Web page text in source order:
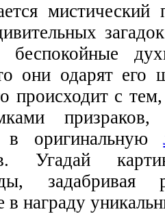
беспокойные
они одарят
происходит с
в оригинальную
Угадай
в награду